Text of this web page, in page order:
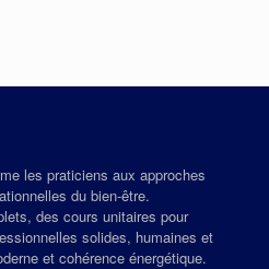
les praticiens aux approches
du bien‑être.
des cours unitaires pour
solides, humaines et
et cohérence énergétique.